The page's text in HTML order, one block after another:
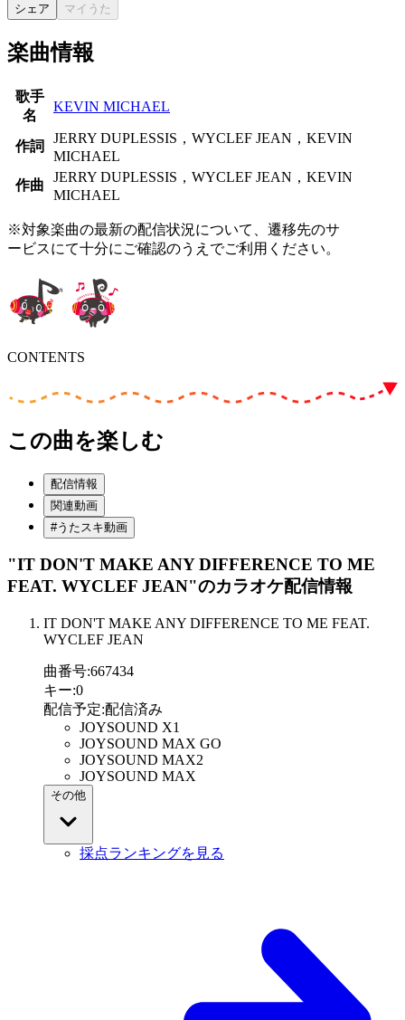
シェア マイうた
楽曲情報
歌手
名
KEVIN MICHAEL
作詞
JERRY DUPLESSIS，WYCLEF JEAN，KEVIN
MICHAEL
作曲
JERRY DUPLESSIS，WYCLEF JEAN，KEVIN
MICHAEL
※対象楽曲の最新の配信状況について、遷移先のサ
ービスにて十分にご確認のうえでご利用ください。
CONTENTS
この曲を楽しむ
配信情報
関連動画
#うたスキ動画
"IT DON'T MAKE ANY DIFFERENCE TO ME
FEAT. WYCLEF JEAN"のカラオケ配信情報
IT DON'T MAKE ANY DIFFERENCE TO ME FEAT.
WYCLEF JEAN
曲番号:667434
キー:0
配信予定:配信済み
JOYSOUND X1
JOYSOUND MAX GO
JOYSOUND MAX2
JOYSOUND MAX
その他
採点ランキングを見る